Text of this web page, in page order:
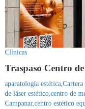
Clínicas
Traspaso Centro
aparatología estética,Cartera
de láser estético,centro de
Campanar,centro estético